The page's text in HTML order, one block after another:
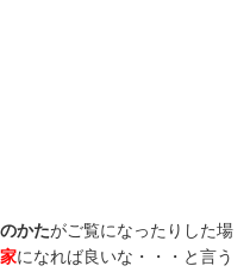
かたがご覧になったりした場
になれば良いな・・・と言う